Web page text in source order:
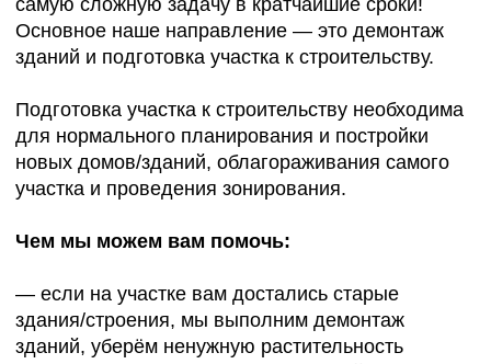
География работ
Мы работаем в Московской
области и ближайших регионах
Каждый год мы пополняем линейку
оборудования современной техникой, решающей
любые строительные задачи.